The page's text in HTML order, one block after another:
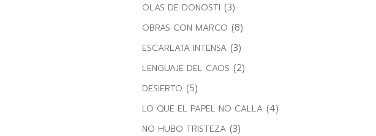
OLAS DE DONOSTI (3)
OBRAS CON MARCO (8)
ESCARLATA INTENSA (3)
LENGUAJE DEL CAOS (2)
DESIERTO (5)
LO QUE EL PAPEL NO CALLA (4)
NO HUBO TRISTEZA (3)